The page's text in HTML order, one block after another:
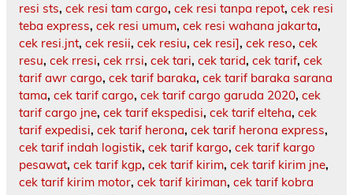
resi sts, cek resi tam cargo, cek resi tanpa repot, cek resi
teba express, cek resi umum, cek resi wahana jakarta,
cek resi.jnt, cek resii, cek resiu, cek resi], cek reso, cek
resu, cek rresi, cek rrsi, cek tari, cek tarid, cek tarif, cek
tarif awr cargo, cek tarif baraka, cek tarif baraka sarana
tama, cek tarif cargo, cek tarif cargo garuda 2020, cek
tarif cargo jne, cek tarif ekspedisi, cek tarif elteha, cek
tarif expedisi, cek tarif herona, cek tarif herona express,
cek tarif indah logistik, cek tarif kargo, cek tarif kargo
pesawat, cek tarif kgp, cek tarif kirim, cek tarif kirim jne,
cek tarif kirim motor, cek tarif kiriman, cek tarif kobra